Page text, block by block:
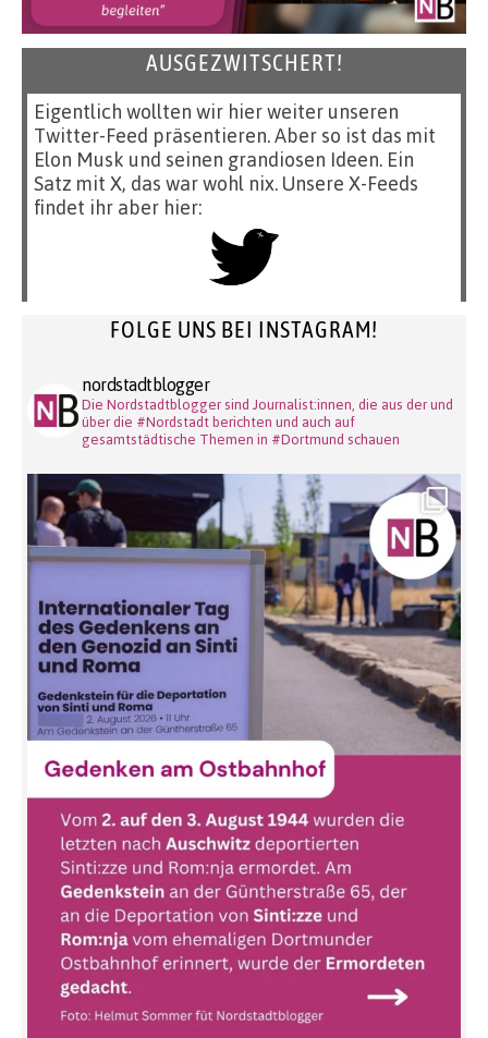
AUSGEZWITSCHERT!
Eigentlich wollten wir hier weiter unseren
Twitter-Feed präsentieren. Aber so ist das mit
Elon Musk und seinen grandiosen Ideen. Ein
Satz mit X, das war wohl nix. Unsere X-Feeds
findet ihr aber hier:
FOLGE UNS BEI INSTAGRAM!
nordstadtblogger
Die Nordstadtblogger sind Journalist:innen, die aus der und
über die #Nordstadt berichten und auch auf
gesamtstädtische Themen in #Dortmund schauen